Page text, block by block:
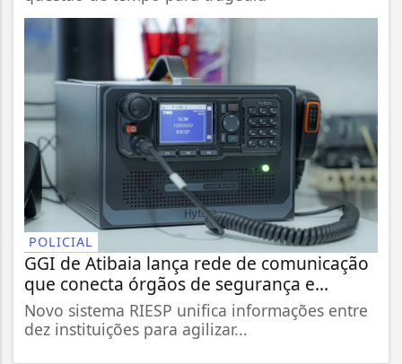
POLICIAL
GGI de Atibaia lança rede de comunicação
que conecta órgãos de segurança e...
Novo sistema RIESP unifica informações entre
dez instituições para agilizar...